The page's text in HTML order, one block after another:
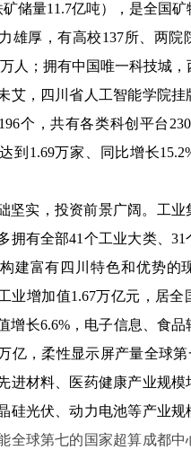
矿储量11.7亿吨），是全国
雄厚，有高校137所、两院
人；拥有中国唯一科技城
艾，四川省人工智能学院挂
个，共有各类科创平台
到1.69万家、同比增长
坚实，投资前景广阔。工业
拥有全部41个工业大类、
建富有四川特色和优势的
业增加值1.67万亿元，居
增长6.6%，电子信息、食
亿，柔性显示屏产量全球第
进材料、医药健康产业规模
硅光伏、动力电池等产业规
全球第七的国家超算成都